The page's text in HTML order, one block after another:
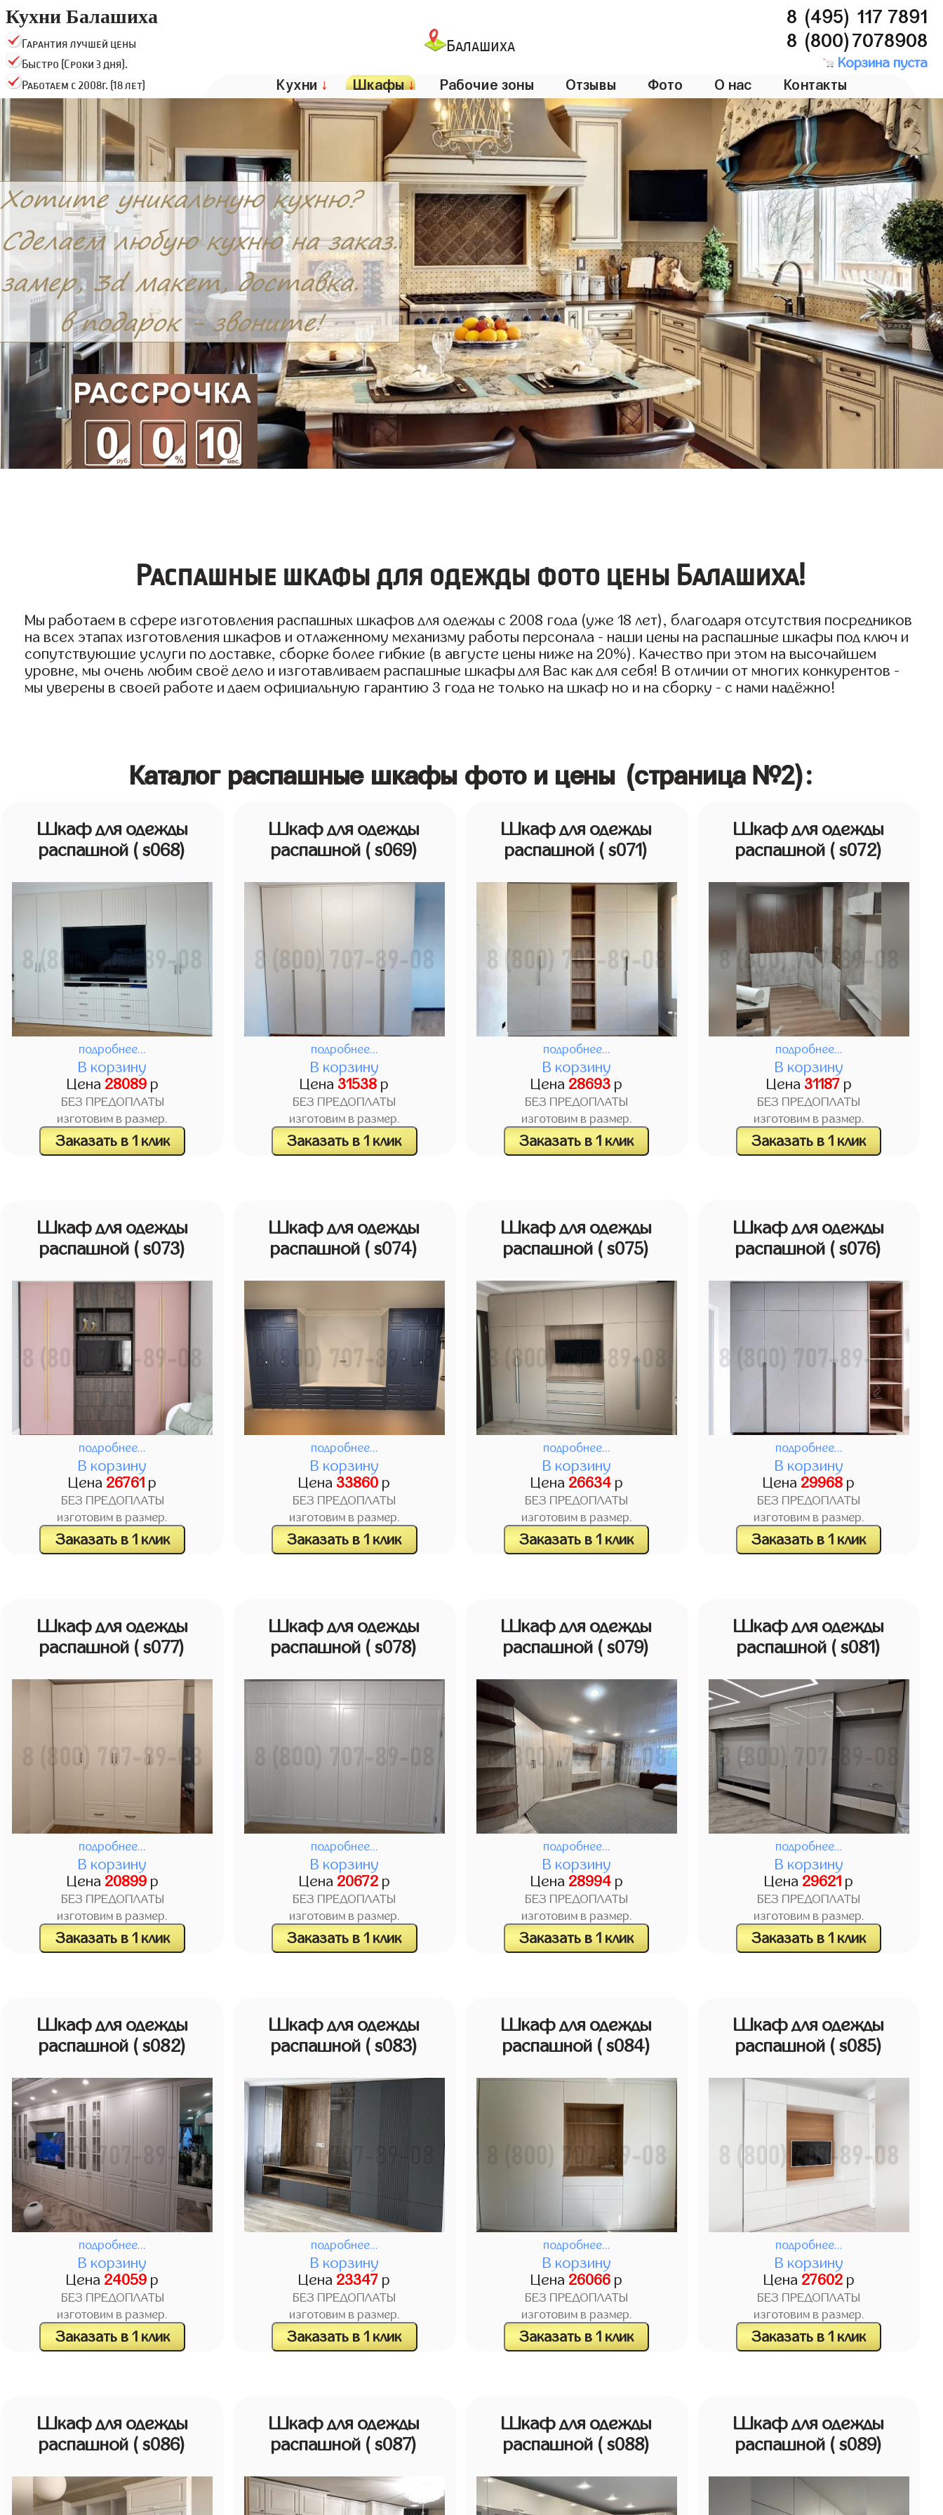
Кухни Балашиха
Гарантия лучшей цены
Быстро (Сроки 3 дня).
Работаем с 2008г. (18 лет)
Балашиха
8 (495) 117 7891
8 (800)7078908
Корзина пуста
Кухни ↓ Шкафы↓ Рабочие зоны Отзывы Фото О нас Контакты
Распашные шкафы для одежды фото цены Балашиха!
Мы работаем в сфере изготовления распашных шкафов для одежды с 2008 года (уже 18 лет), благодаря отсутствия посредников
на всех этапах изготовления шкафов и отлаженному механизму работы персонала - наши цены на распашные шкафы под ключ и
сопутствующие услуги по доставке, сборке более гибкие (в августе цены ниже на 20%). Качество при этом на высочайшем
уровне, мы очень любим своё дело и изготавливаем распашные шкафы для Вас как для себя! В отличии от многих конкурентов -
мы уверены в своей работе и даем официальную гарантию 3 года не только на шкаф но и на сборку - с нами надёжно!
Каталог распашные шкафы фото и цены (страница №2):
Шкаф для одежды
распашной ( s068)
подробнее...
В корзину
Цена 28089р
БЕЗ ПРЕДОПЛАТЫ
изготовим в размер.
Заказать в 1 клик
Шкаф для одежды
распашной ( s069)
подробнее...
В корзину
Цена 31538 р
БЕЗ ПРЕДОПЛАТЫ
изготовим в размер.
Заказать в 1 клик
Шкаф для одежды
распашной ( s071)
подробнее...
В корзину
Цена 28693 р
БЕЗ ПРЕДОПЛАТЫ
изготовим в размер.
Заказать в 1 клик
Шкаф для одежды
распашной ( s072)
подробнее...
В корзину
Цена 31187р
БЕЗ ПРЕДОПЛАТЫ
изготовим в размер.
Заказать в 1 клик
Шкаф для одежды
распашной ( s073)
подробнее...
В корзину
Цена 26761 р
БЕЗ ПРЕДОПЛАТЫ
изготовим в размер.
Заказать в 1 клик
Шкаф для одежды
распашной ( s074)
подробнее...
В корзину
Цена 33860 р
БЕЗ ПРЕДОПЛАТЫ
изготовим в размер.
Заказать в 1 клик
Шкаф для одежды
распашной ( s075)
подробнее...
В корзину
Цена 26634р
БЕЗ ПРЕДОПЛАТЫ
изготовим в размер.
Заказать в 1 клик
Шкаф для одежды
распашной ( s076)
подробнее...
В корзину
Цена 29968 р
БЕЗ ПРЕДОПЛАТЫ
изготовим в размер.
Заказать в 1 клик
Шкаф для одежды
распашной ( s077)
подробнее...
В корзину
Цена 20899р
БЕЗ ПРЕДОПЛАТЫ
изготовим в размер.
Заказать в 1 клик
Шкаф для одежды
распашной ( s078)
подробнее...
В корзину
Цена 20672р
БЕЗ ПРЕДОПЛАТЫ
изготовим в размер.
Заказать в 1 клик
Шкаф для одежды
распашной ( s079)
подробнее...
В корзину
Цена 28994р
БЕЗ ПРЕДОПЛАТЫ
изготовим в размер.
Заказать в 1 клик
Шкаф для одежды
распашной ( s081)
подробнее...
В корзину
Цена 29621 р
БЕЗ ПРЕДОПЛАТЫ
изготовим в размер.
Заказать в 1 клик
Шкаф для одежды
распашной ( s082)
подробнее...
В корзину
Цена 24059 р
БЕЗ ПРЕДОПЛАТЫ
изготовим в размер.
Заказать в 1 клик
Шкаф для одежды
распашной ( s083)
подробнее...
В корзину
Цена 23347 р
БЕЗ ПРЕДОПЛАТЫ
изготовим в размер.
Заказать в 1 клик
Шкаф для одежды
распашной ( s084)
подробнее...
В корзину
Цена 26066 р
БЕЗ ПРЕДОПЛАТЫ
изготовим в размер.
Заказать в 1 клик
Шкаф для одежды
распашной ( s085)
подробнее...
В корзину
Цена 27602р
БЕЗ ПРЕДОПЛАТЫ
изготовим в размер.
Заказать в 1 клик
Шкаф для одежды
распашной ( s086)
Шкаф для одежды
распашной ( s087)
Шкаф для одежды
распашной ( s088)
Шкаф для одежды
распашной ( s089)